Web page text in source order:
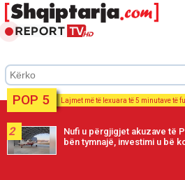
POP 5 Lajmet më të lexuara të 5 minutave të
2
Nufi u përgjigjet akuzave të
bën tymnajë, investimi u bë